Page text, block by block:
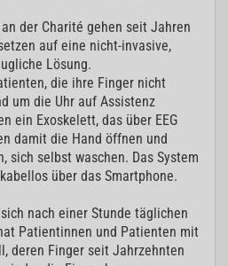
der Charité gehen seit Jahren
auf eine nicht-invasive,
Lösung.
die ihre Finger nicht
um die Uhr auf Assistenz
ein Exoskelett, das über EEG
damit die Hand öffnen und
sich selbst waschen. Das System
über das Smartphone.
nach einer Stunde täglichen
Patientinnen und Patienten mit
deren Finger seit Jahrzehnten